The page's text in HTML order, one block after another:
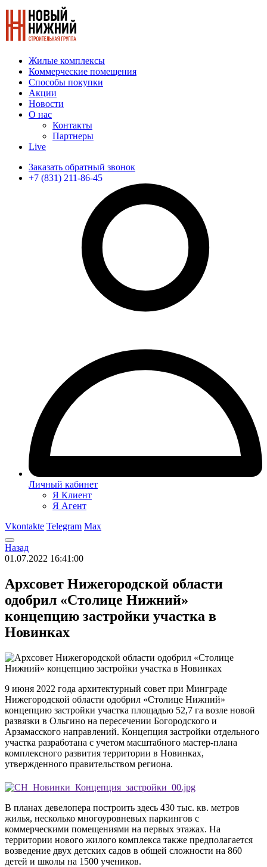
Жилые комплексы
Коммерческие помещения
Способы покупки
Акции
Новости
О нас
Контакты
Партнеры
Live
Заказать обратный звонок
+7 (831) 211-86-45
Личный кабинет
Я Клиент
Я Агент
Vkontakte Telegram Max
Назад
01.07.2022 16:41:00
Архсовет Нижегородской области
одобрил «Столице Нижний»
концепцию застройки участка в
Новинках
9 июня 2022 года архитектурный совет при Минграде
Нижегородской области одобрил «Столице Нижний»
концепцию застройки участка площадью 52,7 га возле новой
развязки в Ольгино на пересечении Богородского и
Арзамасского направлений. Концепция застройки отдельного
участка разработана с учетом масштабного мастер-плана
комплексного развития территории в Новинках,
утвержденного правительством региона.
В планах девелопера построить здесь 430 тыс. кв. метров
жилья, несколько многоуровневых паркингов с
коммерческими помещениями на первых этажах. На
территории нового жилого комплекса также предполагается
возведение двух детских садов в общей сложности на 860
детей и школы на 1500 учеников.